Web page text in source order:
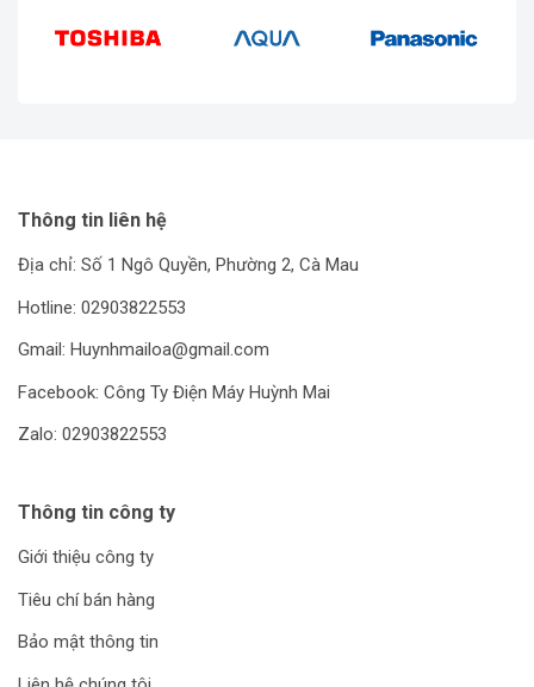
Thông tin liên hệ
Địa chỉ: Số 1 Ngô Quyền, Phường 2, Cà Mau
Hotline: 02903822553
Gmail: Huynhmailoa@gmail.com
Facebook: Công Ty Điện Máy Huỳnh Mai
Zalo: 02903822553
Thông tin công ty
Giới thiệu công ty
Tiêu chí bán hàng
Bảo mật thông tin